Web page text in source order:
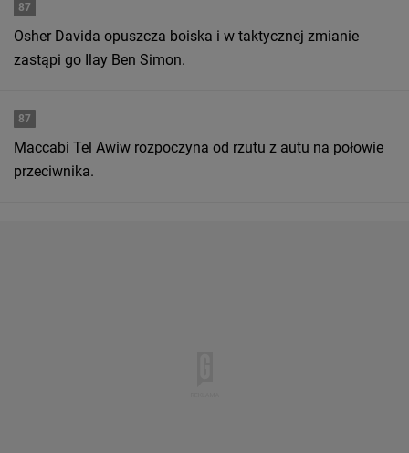
87
Osher Davida opuszcza boiska i w taktycznej zmianie
zastąpi go Ilay Ben Simon.
87
Maccabi Tel Awiw rozpoczyna od rzutu z autu na połowie
przeciwnika.